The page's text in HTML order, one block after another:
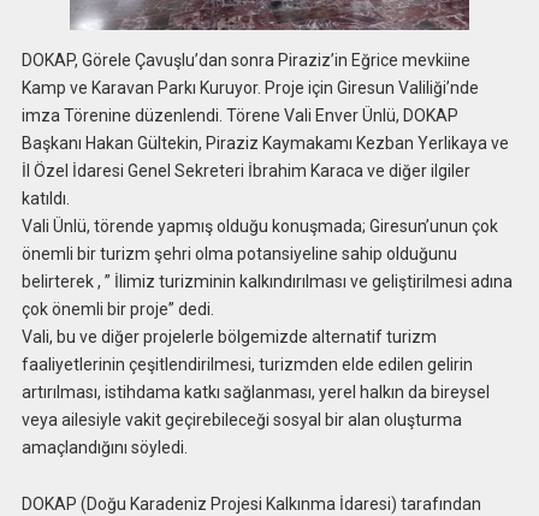
DOKAP, Görele Çavuşlu’dan sonra Piraziz’in Eğrice mevkiine
Kamp ve Karavan Parkı Kuruyor. Proje için Giresun Valiliği’nde
imza Törenine düzenlendi. Törene Vali Enver Ünlü, DOKAP
Başkanı Hakan Gültekin, Piraziz Kaymakamı Kezban Yerlikaya ve
İl Özel İdaresi Genel Sekreteri İbrahim Karaca ve diğer ilgiler
katıldı.
Vali Ünlü, törende yapmış olduğu konuşmada; Giresun’unun çok
önemli bir turizm şehri olma potansiyeline sahip olduğunu
belirterek , ” İlimiz turizminin kalkındırılması ve geliştirilmesi adına
çok önemli bir proje” dedi.
Vali, bu ve diğer projelerle bölgemizde alternatif turizm
faaliyetlerinin çeşitlendirilmesi, turizmden elde edilen gelirin
artırılması, istihdama katkı sağlanması, yerel halkın da bireysel
veya ailesiyle vakit geçirebileceği sosyal bir alan oluşturma
amaçlandığını söyledi.
DOKAP (Doğu Karadeniz Projesi Kalkınma İdaresi) tarafından